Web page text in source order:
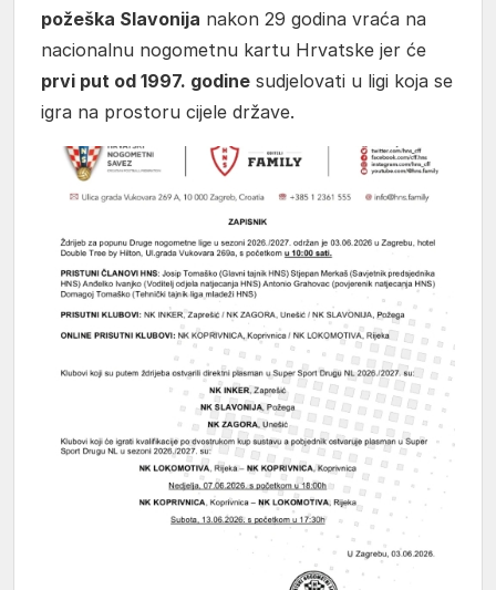
požeška Slavonija nakon 29 godina vraća na
nacionalnu nogometnu kartu Hrvatske jer će
prvi put od 1997. godine sudjelovati u ligi koja se
igra na prostoru cijele države.